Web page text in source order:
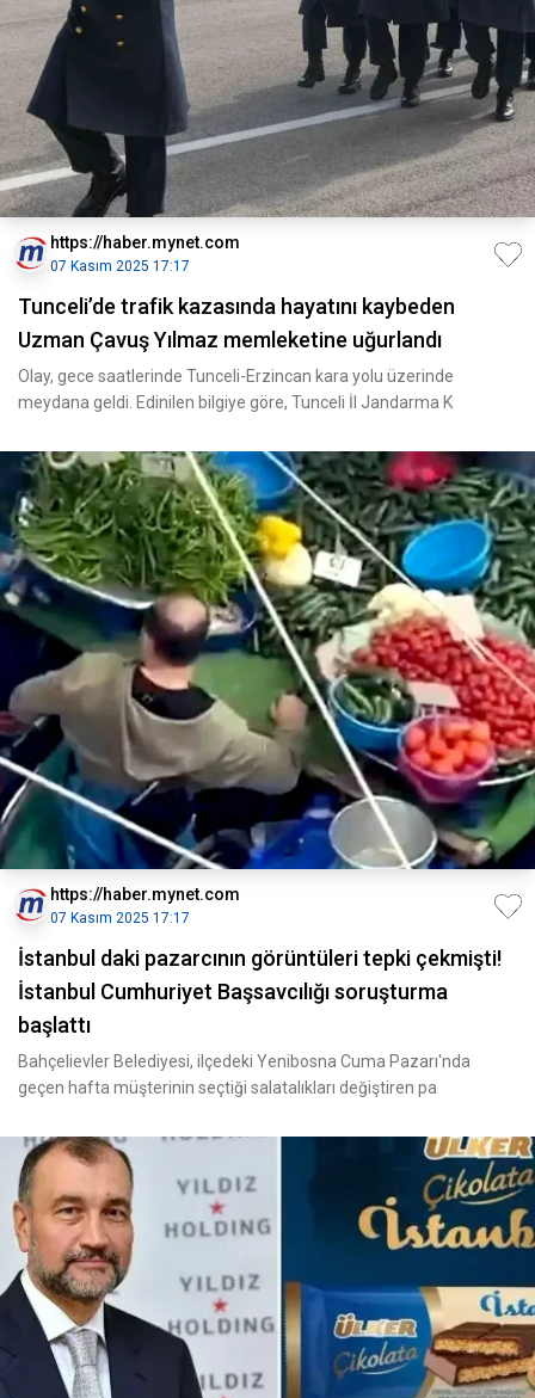
https://haber.mynet.com
07 Kasım 2025 17:17
Tunceli’de trafik kazasında hayatını kaybeden
Uzman Çavuş Yılmaz memleketine uğurlandı
Olay, gece saatlerinde Tunceli-Erzincan kara yolu üzerinde
meydana geldi. Edinilen bilgiye göre, Tunceli İl Jandarma K
https://haber.mynet.com
07 Kasım 2025 17:17
İstanbul daki pazarcının görüntüleri tepki çekmişti!
İstanbul Cumhuriyet Başsavcılığı soruşturma
başlattı
Bahçelievler Belediyesi, ilçedeki Yenibosna Cuma Pazarı'nda
geçen hafta müşterinin seçtiği salatalıkları değiştiren pa